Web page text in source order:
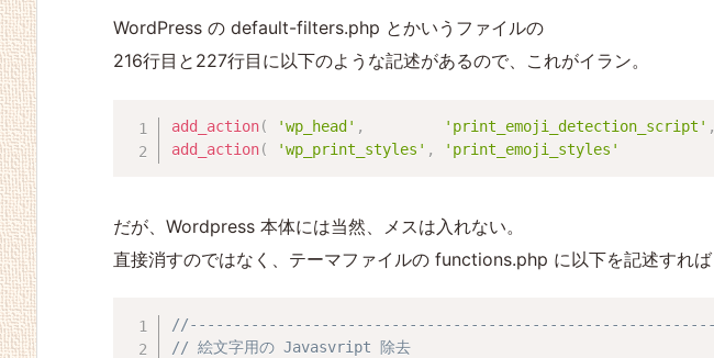
WordPress の default-filters.php とかいうファイルの
216行目と227行目に以下のような記述があるので、これがイラン。
add_action( 'wp_head' , 'print_emoji_detection_script' ,
add_action( 'wp_print_styles' , 'print_emoji_styles'
だが、Wordpress 本体には当然、メスは入れない。
直接消すのではなく、テーマファイルの functions.php に以下を記述すれば
// 絵文字用の Javasvript 除去